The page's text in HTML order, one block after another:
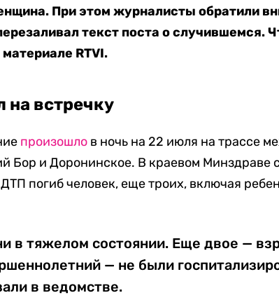
При этом журналисты обратили
текст поста о случившемся.
RTVI.
на встречку
произошло в ночь на 22 июля на трассе
Бор и Доронинское. В краевом Минздраве
ДТП погиб человек, еще троих, включая
в тяжелом состоянии. Еще двое —
— не были
в ведомстве.